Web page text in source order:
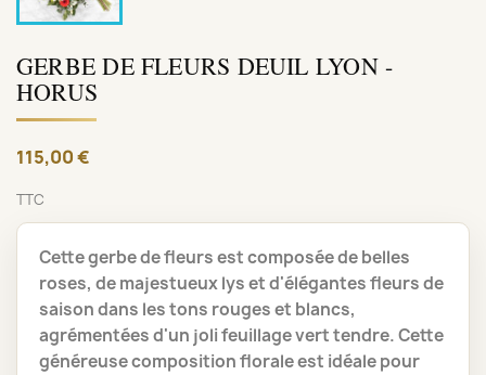
GERBE DE FLEURS DEUIL LYON -
HORUS
115,00 €
TTC
Cette gerbe de fleurs est composée de belles
roses, de majestueux lys et d'élégantes fleurs de
saison dans les tons rouges et blancs,
agrémentées d'un joli feuillage vert tendre. Cette
généreuse composition florale est idéale pour